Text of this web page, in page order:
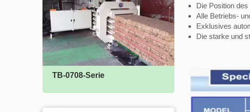
TB-0708-Serie TB-0505-
Die Position
Alle Betriebs-
Exklusives
Die starke und